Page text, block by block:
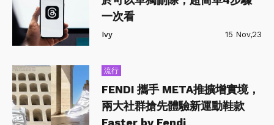
一次看
Ivy 15 Nov,23
流行
FENDI 攜手 META推擴增實境，
兩大社群搶先體驗新運動鞋款
Faster by Fendi